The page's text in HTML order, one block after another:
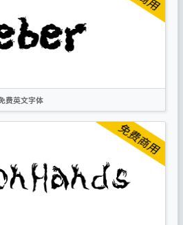
标题
创意
费英文字体
英文
作者声明